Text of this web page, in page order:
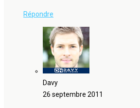
Répondre
Davy
26 septembre 2011